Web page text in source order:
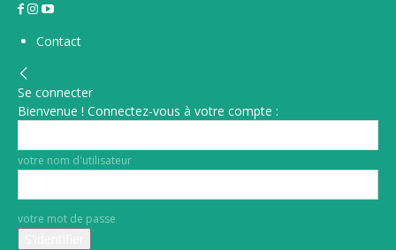
Contact
Se connecter
Bienvenue ! Connectez-vous à votre compte :
votre nom d'utilisateur
votre mot de passe